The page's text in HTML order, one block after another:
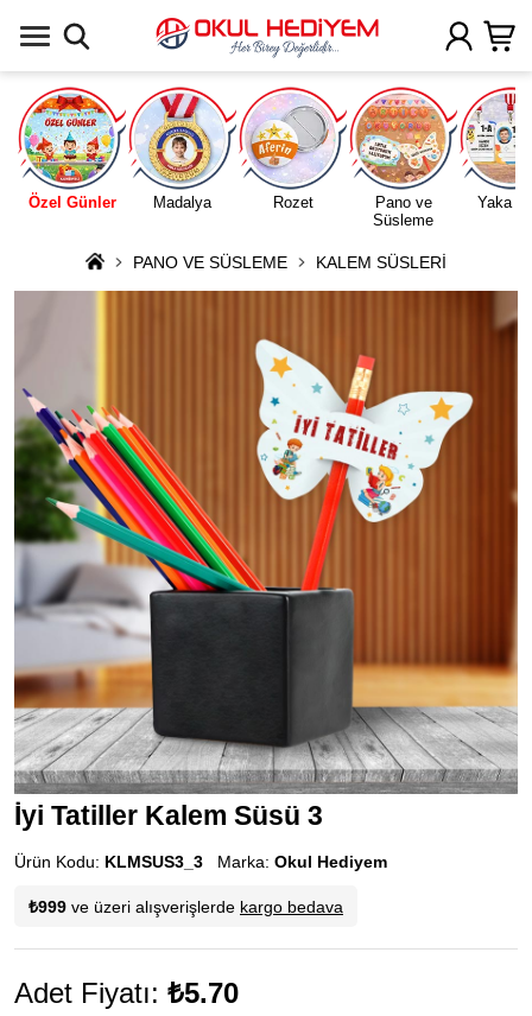
Özel Günler Madalya Rozet
Pano ve
Süsleme
Yaka
PANO VE SÜSLEME KALEM SÜSLERİ
İyi Tatiller Kalem Süsü 3
Ürün Kodu: KLMSUS3_3 Marka: Okul Hediyem
₺999 ve üzeri alışverişlerde kargo bedava
Adet Fiyatı: ₺5.70
Uygulamada Aç